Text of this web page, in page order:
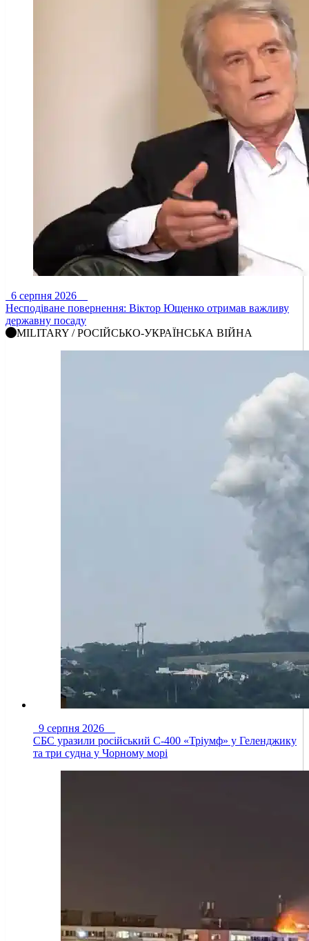
6 серпня 2026
Несподіване повернення: Віктор Ющенко отримав важливу
державну посаду
MILITARY / РОСІЙСЬКО-УКРАЇНСЬКА ВІЙНА
9 серпня 2026
СБС уразили російський С-400 «Тріумф» у Геленджику
та три судна у Чорному морі